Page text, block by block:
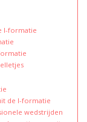
I-formatie
de I-formatie
wedstrijden